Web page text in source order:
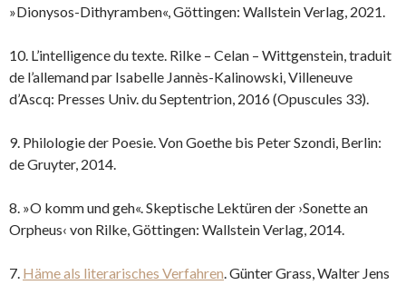
»Dionysos-Dithyramben«, Göttingen: Wallstein Verlag, 2021.
10. L’intelligence du texte. Rilke – Celan – Wittgenstein, traduit
de l’allemand par Isabelle Jannès-Kalinowski, Villeneuve
d’Ascq: Presses Univ. du Septentrion, 2016 (Opuscules 33).
9. Philologie der Poesie. Von Goethe bis Peter Szondi, Berlin:
de Gruyter, 2014.
8. »O komm und geh«. Skeptische Lektüren der ›Sonette an
Orpheus‹ von Rilke, Göttingen: Wallstein Verlag, 2014.
7. Häme als literarisches Verfahren. Günter Grass, Walter Jens